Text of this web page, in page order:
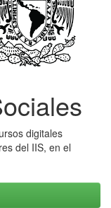
digitales
del IIS, en el